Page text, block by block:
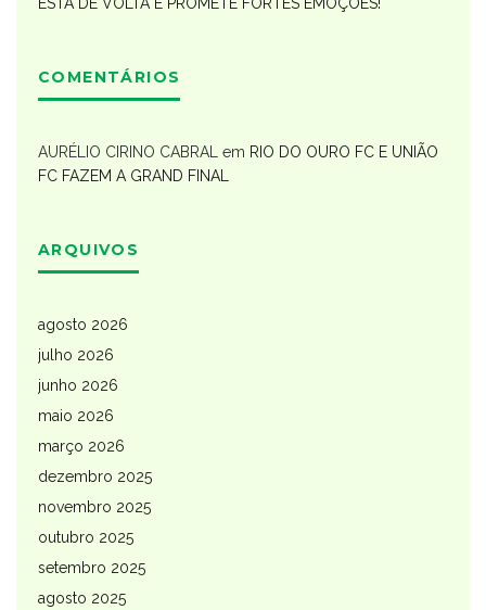
ESTÁ DE VOLTA E PROMETE FORTES EMOÇÕES!
COMENTÁRIOS
AURÉLIO CIRINO CABRAL em RIO DO OURO FC E UNIÃO
FC FAZEM A GRAND FINAL
ARQUIVOS
agosto 2026
julho 2026
junho 2026
maio 2026
março 2026
dezembro 2025
novembro 2025
outubro 2025
setembro 2025
agosto 2025